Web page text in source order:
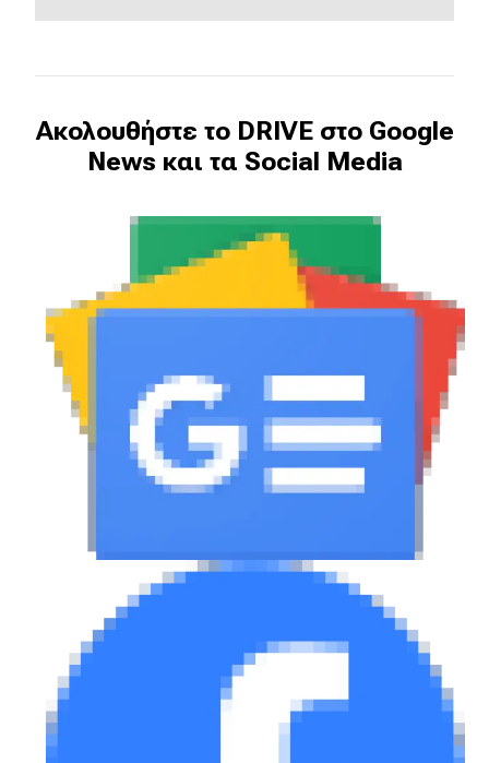
Ακολουθήστε το DRIVE στο Google
News και τα Social Media